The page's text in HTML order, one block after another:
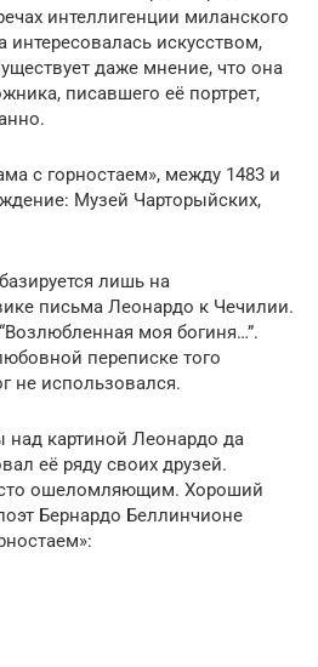
интеллигенции миланского
искусством,
даже мнение, что она
писавшего её портрет,
с горностаем», между 1483 и
Музей Чарторыйских,
лишь на
письма Леонардо к Чечилии.
моя богиня…”.
переписке того
не использовался.
картиной Леонардо да
её ряду своих друзей.
ошеломляющим. Хороший
Бернардо Беллинчионе